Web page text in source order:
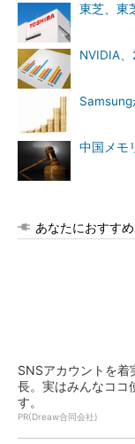
東芝、東
NVIDIA
中国メモ
あなたにおすすめ
SNSアカウントを着
長。実はみんなココ
す。
PR(Dreaw合同会社)